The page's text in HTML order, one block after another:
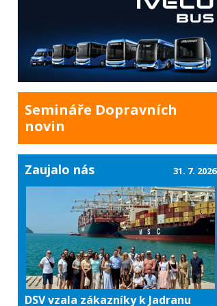
Semináře Dopravních
novin
Zaujalo nás
DSV vzala zákazníky k Jadranu
31. 7. 2026